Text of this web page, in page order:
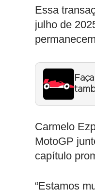
Essa
julho de
Carmelo
MotoGP
capítulo
“Estamos